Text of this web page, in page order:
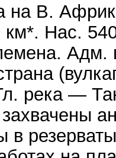
В.
Нас.
река —
в